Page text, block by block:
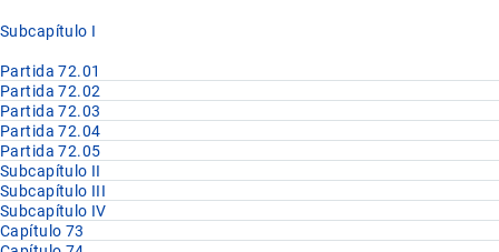
Subcapítulo I
Partida 72.01
Partida 72.02
Partida 72.03
Partida 72.04
Partida 72.05
Subcapítulo II
Subcapítulo III
Subcapítulo IV
Capítulo 73